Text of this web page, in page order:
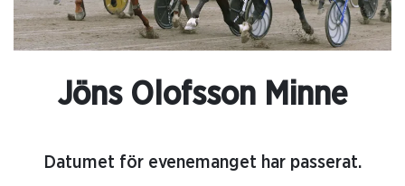
Jöns Olofsson Minne
Datumet för evenemanget har passerat.